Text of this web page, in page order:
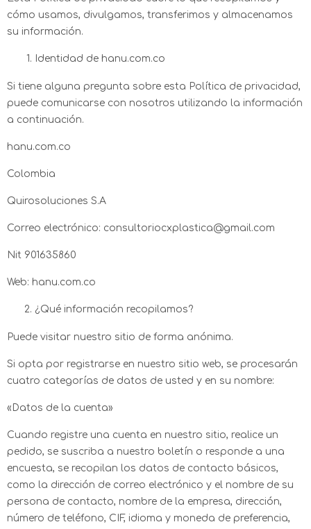
cómo usamos, divulgamos, transferimos y almacenamos
su información.
Identidad de hanu.com.co
Si tiene alguna pregunta sobre esta Política de privacidad,
puede comunicarse con nosotros utilizando la información
a continuación.
hanu.com.co
Colombia
Quirosoluciones S.A
Correo electrónico: consultoriocxplastica@gmail.com
Nit 901635860
Web: hanu.com.co
¿Qué información recopilamos?
Puede visitar nuestro sitio de forma anónima.
Si opta por registrarse en nuestro sitio web, se procesarán
cuatro categorías de datos de usted y en su nombre:
«Datos de la cuenta»
Cuando registre una cuenta en nuestro sitio, realice un
pedido, se suscriba a nuestro boletín o responde a una
encuesta, se recopilan los datos de contacto básicos,
como la dirección de correo electrónico y el nombre de su
persona de contacto, nombre de la empresa, dirección,
número de teléfono, CIF, idioma y moneda de preferencia,